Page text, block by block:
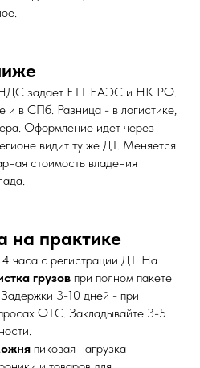
НДС задает ЕТТ ЕАЭС и НК РФ.
в СПб. Разница - в логистике,
Оформление идет через
видит ту же ДТ. Меняется
стоимость владения
на практике
часа с регистрации ДТ. На
грузов при полном пакете
3-10 дней - при
ФТС. Закладывайте 3-5
пиковая нагрузка